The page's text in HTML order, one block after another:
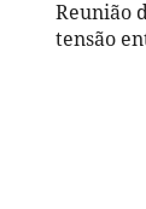
Reunião
tensão